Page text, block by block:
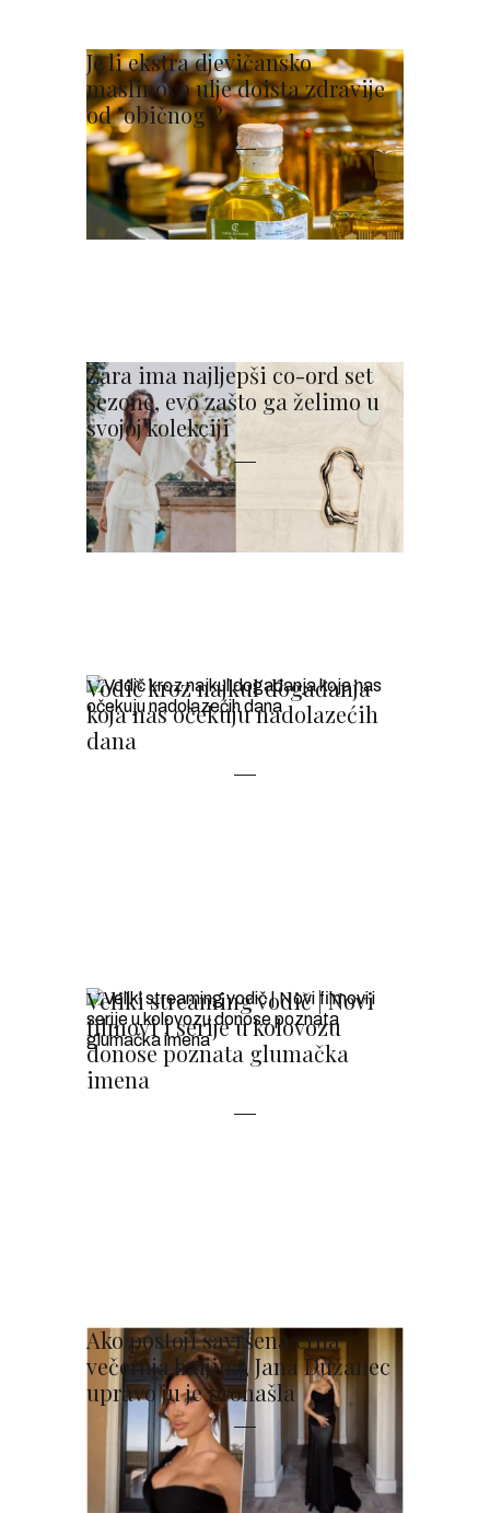
Je li ekstra djevičansko
maslinovo ulje doista zdravije
od "običnog"?
Zara ima najljepši co-ord set
sezone, evo zašto ga želimo u
svojoj kolekciji
Vodič kroz najkul događanja
koja nas očekuju nadolazećih
dana
Veliki streaming vodič | Novi
filmovi i serije u kolovozu
donose poznata glumačka
imena
Ako postoji savršena crna
večernja haljina, Jana Dužanec
upravo ju je pronašla